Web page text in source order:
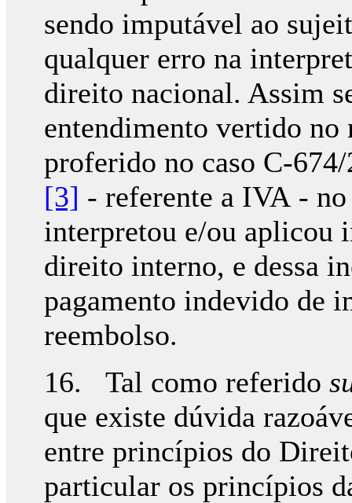
sendo imputável ao
qualquer erro na
direito nacional. Assim
entendimento vertido no
proferido no caso C-
[3] - referente a IVA -
interpretou e/ou aplicou
direito interno, e dessa
pagamento indevido de
reembolso.
16. Tal como referido
que existe dúvida
entre princípios do
particular os princípios